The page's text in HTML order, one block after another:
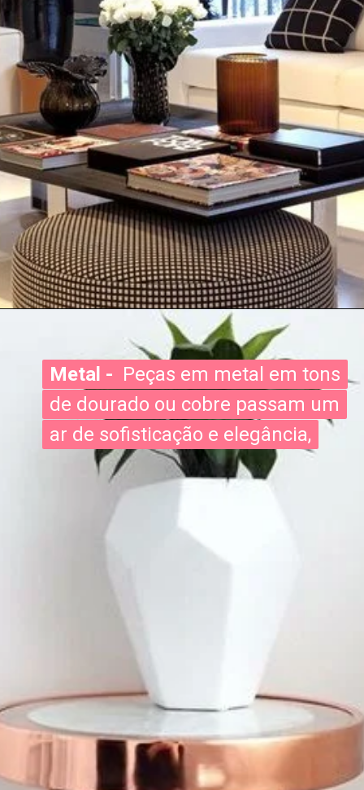
Metal - Peças em metal em tons
de dourado ou cobre passam um
ar de sofisticação e elegância,
Metal - Peças em metal em tons
de dourado ou cobre passam um
ar de sofisticação e elegância,